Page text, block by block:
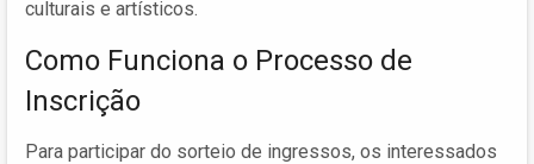
culturais e artísticos.
Como Funciona o Processo de
Inscrição
Para participar do sorteio de ingressos, os interessados